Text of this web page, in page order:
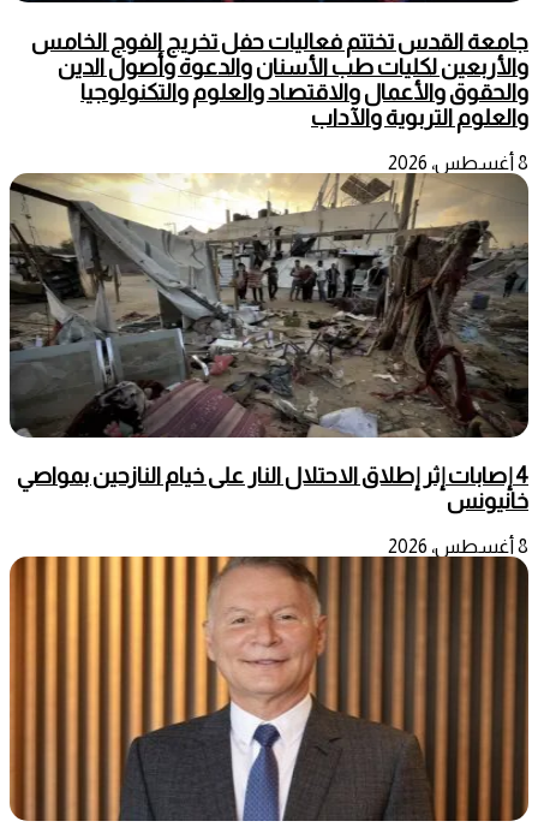
جامعة القدس تختتم فعاليات حفل تخريج الفوج الخامس
والأربعين لكليات طب الأسنان والدعوة وأصول الدين
والحقوق والأعمال والاقتصاد والعلوم والتكنولوجيا
والعلوم التربوية والآداب
8 أغسطس، 2026
4 إصابات إثر إطلاق الاحتلال النار على خيام النازحين بمواصي
خانيونس
8 أغسطس، 2026